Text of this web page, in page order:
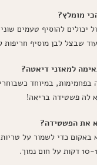
מומלץ?
יכולים להוסיף טעמים
שבצל לבן מוסיף חריפות
למאזני דיאטה?
בפחמימות, במיוחד
לה פשטידה בריאה!
את הפשטידה?
באקום כדי לשמור על